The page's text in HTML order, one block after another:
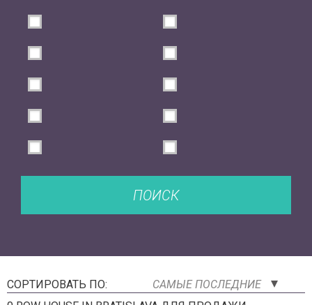
ПОИСК
СОРТИРОВАТЬ ПО:
САМЫЕ ПОСЛЕДНИЕ